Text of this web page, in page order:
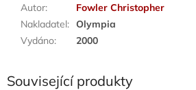
Autor:
Fowler Christopher
Nakladatel: Olympia
Vydáno: 2000
Související produkty